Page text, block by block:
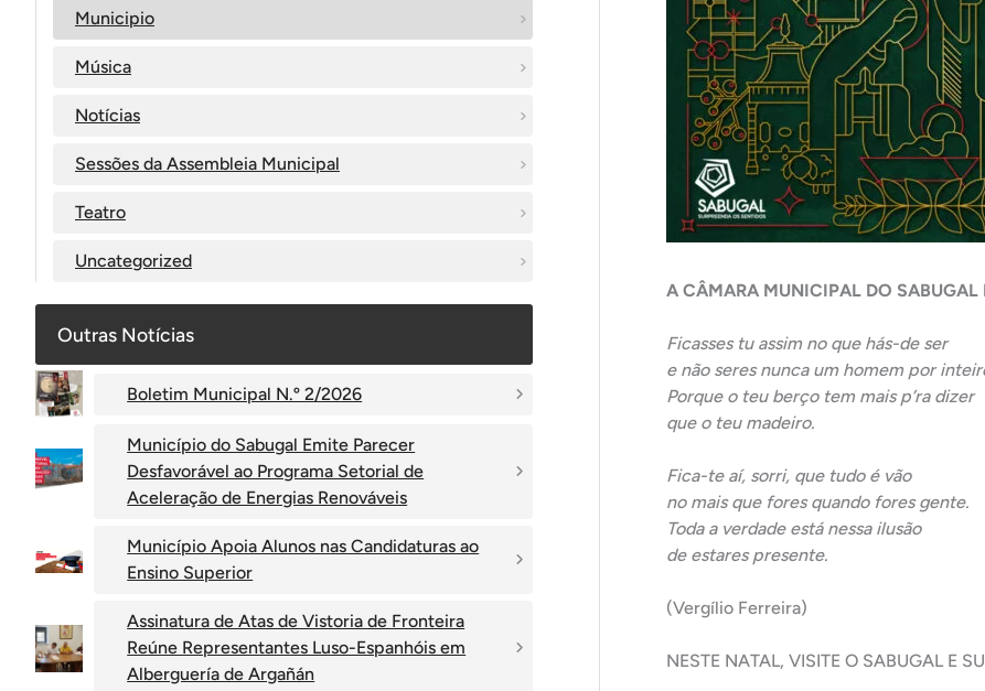
Municipio
Música
Notícias
Sessões da Assembleia Municipal
Teatro
Uncategorized
Outras Notícias
Boletim Municipal N.º 2/2026
Município do Sabugal Emite Parecer
Desfavorável ao Programa Setorial de
Aceleração de Energias Renováveis
Município Apoia Alunos nas Candidaturas ao
Ensino Superior
Assinatura de Atas de Vistoria de Fronteira
Reúne Representantes Luso-Espanhóis em
Alberguería de Argañán
A CÂMARA MUNICIPAL DO SABUGAL
Ficasses tu assim no que hás-de ser
e não seres nunca um homem por
Porque o teu berço tem mais p’ra dizer
que o teu madeiro.
Fica-te aí, sorri, que tudo é vão
no mais que fores quando fores gente.
Toda a verdade está nessa ilusão
de estares presente.
(Vergílio Ferreira)
NESTE NATAL, VISITE O SABUGAL E